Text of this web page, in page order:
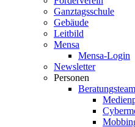
Ganztagsschule
Gebäude
Leitbild
Mensa
Mensa-Login
Newsletter
Personen
Beratungsteam